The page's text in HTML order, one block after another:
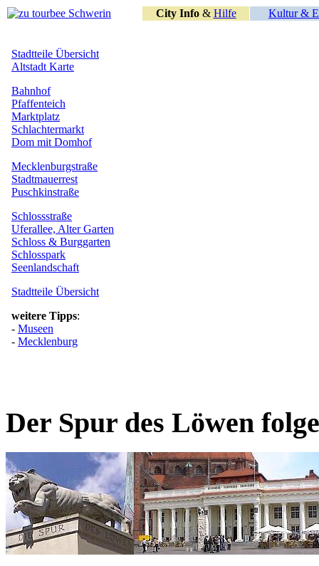
City Info& Hilfe Kultur &
Der Spur des Löwen